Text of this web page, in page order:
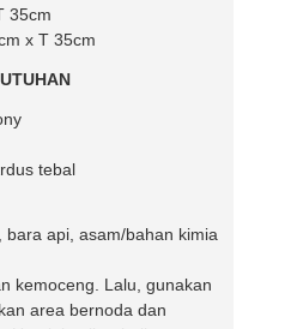
35cm
x T 35cm
tebal
api, asam/bahan kimia
kemoceng. Lalu, gunakan
area bernoda dan